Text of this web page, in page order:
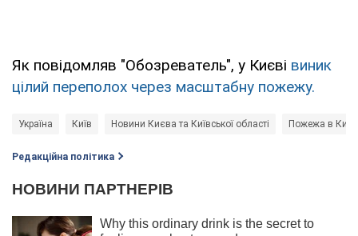
Як повідомляв "Обозреватель", у Києві виник
цілий переполох через масштабну пожежу.
Україна Київ Новини Києва та Київської області Пожежа в
Редакційна політика